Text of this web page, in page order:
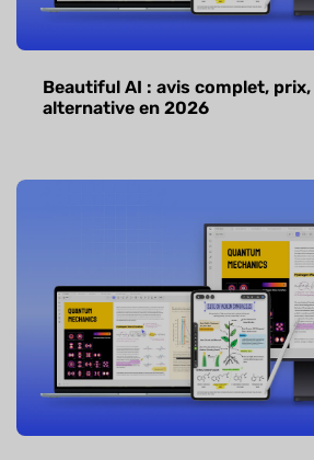
Beautiful AI : avis complet,
alternative en 2026